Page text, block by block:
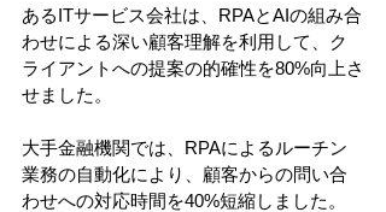
あるITサービス会社は、RPAとAIの組み合
わせによる深い顧客理解を利用して、ク
ライアントへの提案の的確性を80%向上さ
せました。
大手金融機関では、RPAによるルーチン
業務の自動化により、顧客からの問い合
わせへの対応時間を40%短縮しました。